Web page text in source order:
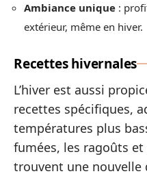
Ambiance unique :
extérieur, même en hiver.
Recettes hivernales
L’hiver est aussi
recettes spécifiques,
températures plus
fumées, les ragoûts
trouvent une nouvelle